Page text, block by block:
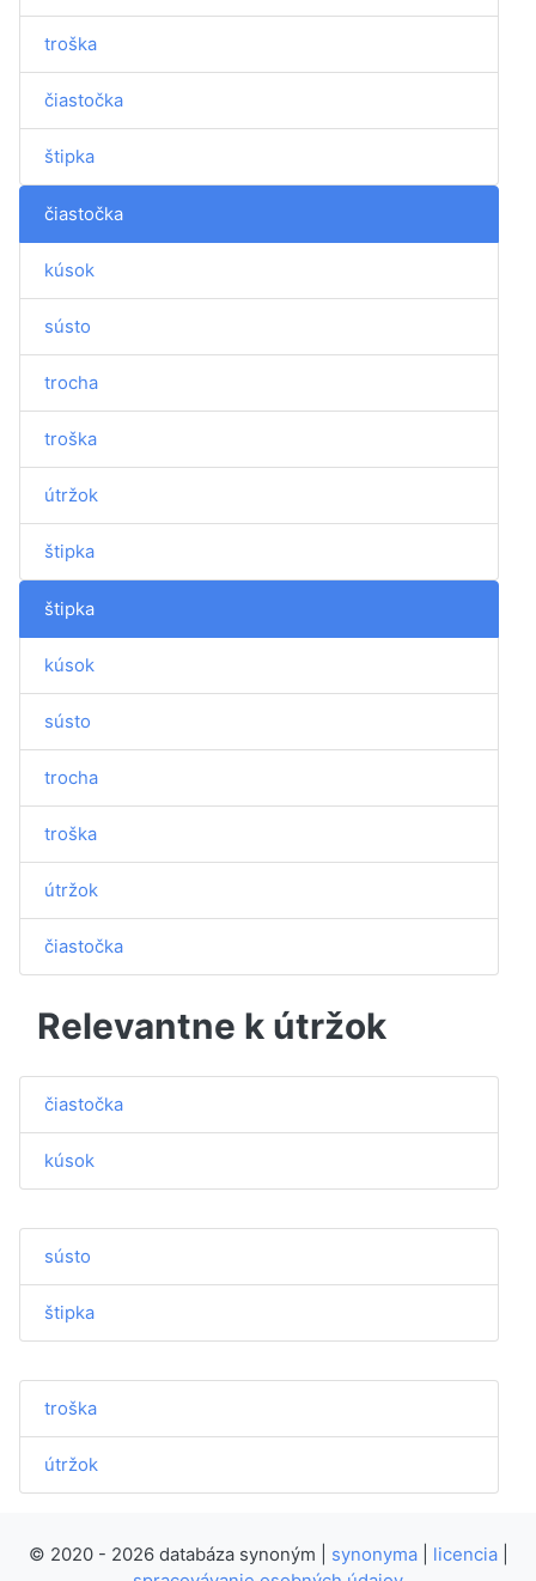
troška
čiastočka
štipka
čiastočka
kúsok
sústo
trocha
troška
útržok
štipka
štipka
kúsok
sústo
trocha
troška
útržok
čiastočka
Relevantne k útržok
čiastočka
kúsok
sústo
štipka
troška
útržok
© 2020 - 2026 databáza synoným | synonyma| licencia|